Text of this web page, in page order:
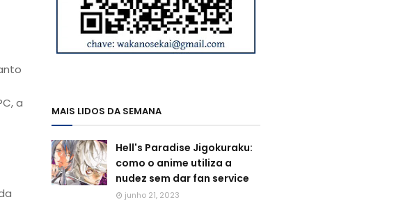
a
MAIS LIDOS DA SEMANA
Hell's Paradise Jigokuraku:
como o anime utiliza a
nudez sem dar fan service
junho 21, 2023